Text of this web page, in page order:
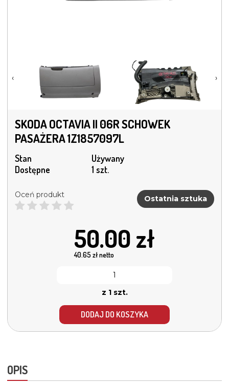
‹ ›
SKODA OCTAVIA II 06R SCHOWEK
PASAŻERA 1Z1857097L
Stan
Używany
Dostępne
1 szt.
Oceń produkt Ostatnia sztuka
50.00 zł
40.65zł netto
z 1 szt.
DODAJ DO KOSZYKA
OPIS